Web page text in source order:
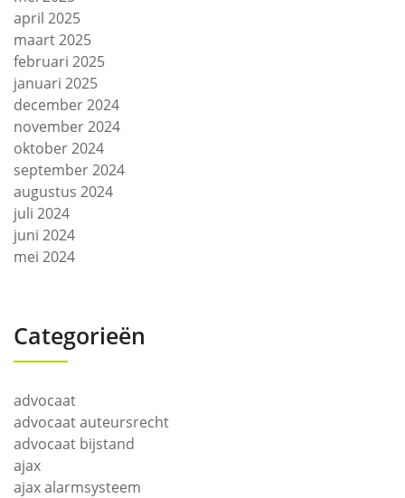
april 2025
maart 2025
februari 2025
januari 2025
december 2024
november 2024
oktober 2024
september 2024
augustus 2024
juli 2024
juni 2024
mei 2024
Categorieën
advocaat
advocaat auteursrecht
advocaat bijstand
ajax
ajax alarmsysteem